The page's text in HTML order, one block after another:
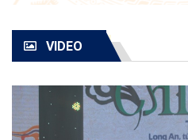
VIDEO